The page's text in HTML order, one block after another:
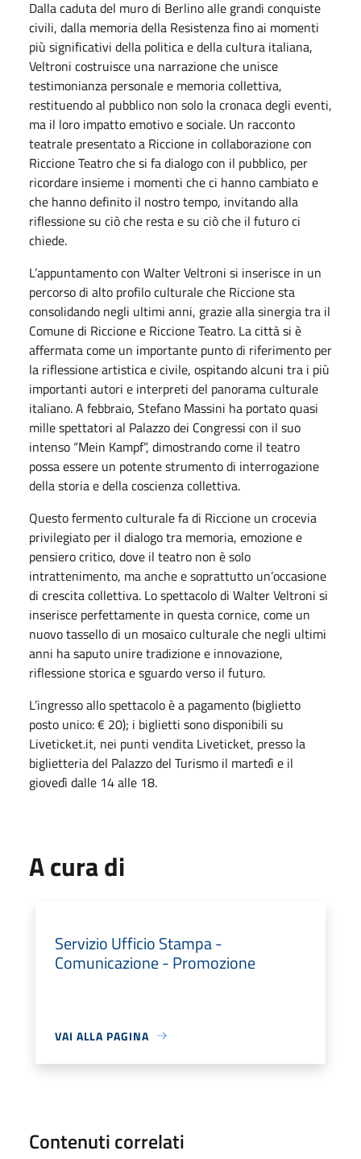
Dalla caduta del muro di Berlino alle grandi conquiste
civili, dalla memoria della Resistenza fino ai momenti
più significativi della politica e della cultura italiana,
Veltroni costruisce una narrazione che unisce
testimonianza personale e memoria collettiva,
restituendo al pubblico non solo la cronaca degli eventi,
ma il loro impatto emotivo e sociale. Un racconto
teatrale presentato a Riccione in collaborazione con
Riccione Teatro che si fa dialogo con il pubblico, per
ricordare insieme i momenti che ci hanno cambiato e
che hanno definito il nostro tempo, invitando alla
riflessione su ciò che resta e su ciò che il futuro ci
chiede.
L’appuntamento con Walter Veltroni si inserisce in un
percorso di alto profilo culturale che Riccione sta
consolidando negli ultimi anni, grazie alla sinergia tra il
Comune di Riccione e Riccione Teatro. La città si è
affermata come un importante punto di riferimento per
la riflessione artistica e civile, ospitando alcuni tra i più
importanti autori e interpreti del panorama culturale
italiano. A febbraio, Stefano Massini ha portato quasi
mille spettatori al Palazzo dei Congressi con il suo
intenso “Mein Kampf”, dimostrando come il teatro
possa essere un potente strumento di interrogazione
della storia e della coscienza collettiva.
Questo fermento culturale fa di Riccione un crocevia
privilegiato per il dialogo tra memoria, emozione e
pensiero critico, dove il teatro non è solo
intrattenimento, ma anche e soprattutto un’occasione
di crescita collettiva. Lo spettacolo di Walter Veltroni si
inserisce perfettamente in questa cornice, come un
nuovo tassello di un mosaico culturale che negli ultimi
anni ha saputo unire tradizione e innovazione,
riflessione storica e sguardo verso il futuro.
L’ingresso allo spettacolo è a pagamento (biglietto
posto unico: € 20); i biglietti sono disponibili su
Liveticket.it, nei punti vendita Liveticket, presso la
biglietteria del Palazzo del Turismo il martedì e il
giovedì dalle 14 alle 18.
A cura di
Servizio Ufficio Stampa -
Comunicazione - Promozione
VAI ALLA PAGINA
Contenuti correlati